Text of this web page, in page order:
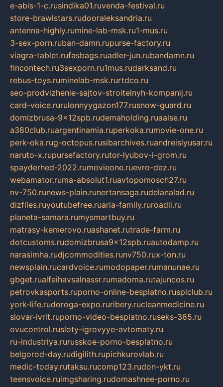
e-abis-1-c.rusindika01.ruvenda-festival.ru
store-brawlstars.rudooraleksandria.ru
antenna-highly.rumine-lab-msk.ru1-mus.ru
3-sex-porn.ruban-damn.rupurse-factory.ru
viagra-tablet.rufasbags.ruadler-jun.rubandamn.ru
fincontech.ru3sexporn.ru1mus.rudarksand.ru
rebus-toys.ruminelab-msk.rurtdco.ru
seo-prodvizhenie-sajtov-stroitelnyh-kompanij.ru
card-voice.rurulonnyygazon177.rusnow-guard.ru
domizbrusa-9x12spb.rudemaholding.ruaalse.ru
a380club.ruargentinamia.ruperkoka.rumovie-one.ru
perk-oka.rug-octopus.rusibarchives.ruandreislyusar.ru
naruto-x.rupursefactory.rutor-lyubov-i-grom.ru
spayderhed-2022.rumovieone.ruevro-dez.ru
webamator.ruma-absolut1.ruavtopomosch27.ru
nv-750.runews-plain.runertansaga.rudelanalad.ru
dizfiles.ruyoutubefree.ruaria-family.ruroadli.ru
planeta-samara.rumysmartbuy.ru
matrasy-kemerovo.ruashanet.rutrade-farm.ru
dotcustoms.rudomizbrusa9x12spb.ruautodamp.ru
narasimha.rudjcommodities.runv750.rux-ton.ru
newsplain.rucardvoice.rumodopaper.rumanunae.ru
gbget.rualfeihavsalnassr.rumadoma.rutajuncos.ru
petrovkasports.ruporno-online-besplatno.rusplclub.ru
york-life.rudoroga-expo.ruribery.rucleanmedicine.ru
slovar-ivrit.ruporno-video-besplatno.ruseks-365.ru
ovucontrol.rusloty-igrovyye-avtomaty.ru
ru-industriya.rurusskoe-porno-besplatno.ru
belgorod-day.rudigilith.rupichkurovlab.ru
medic-today.rutaksu.rucomp123.rudon-ykt.ru
teensvoice.ruimgsharing.rudomashnee-porno.ru